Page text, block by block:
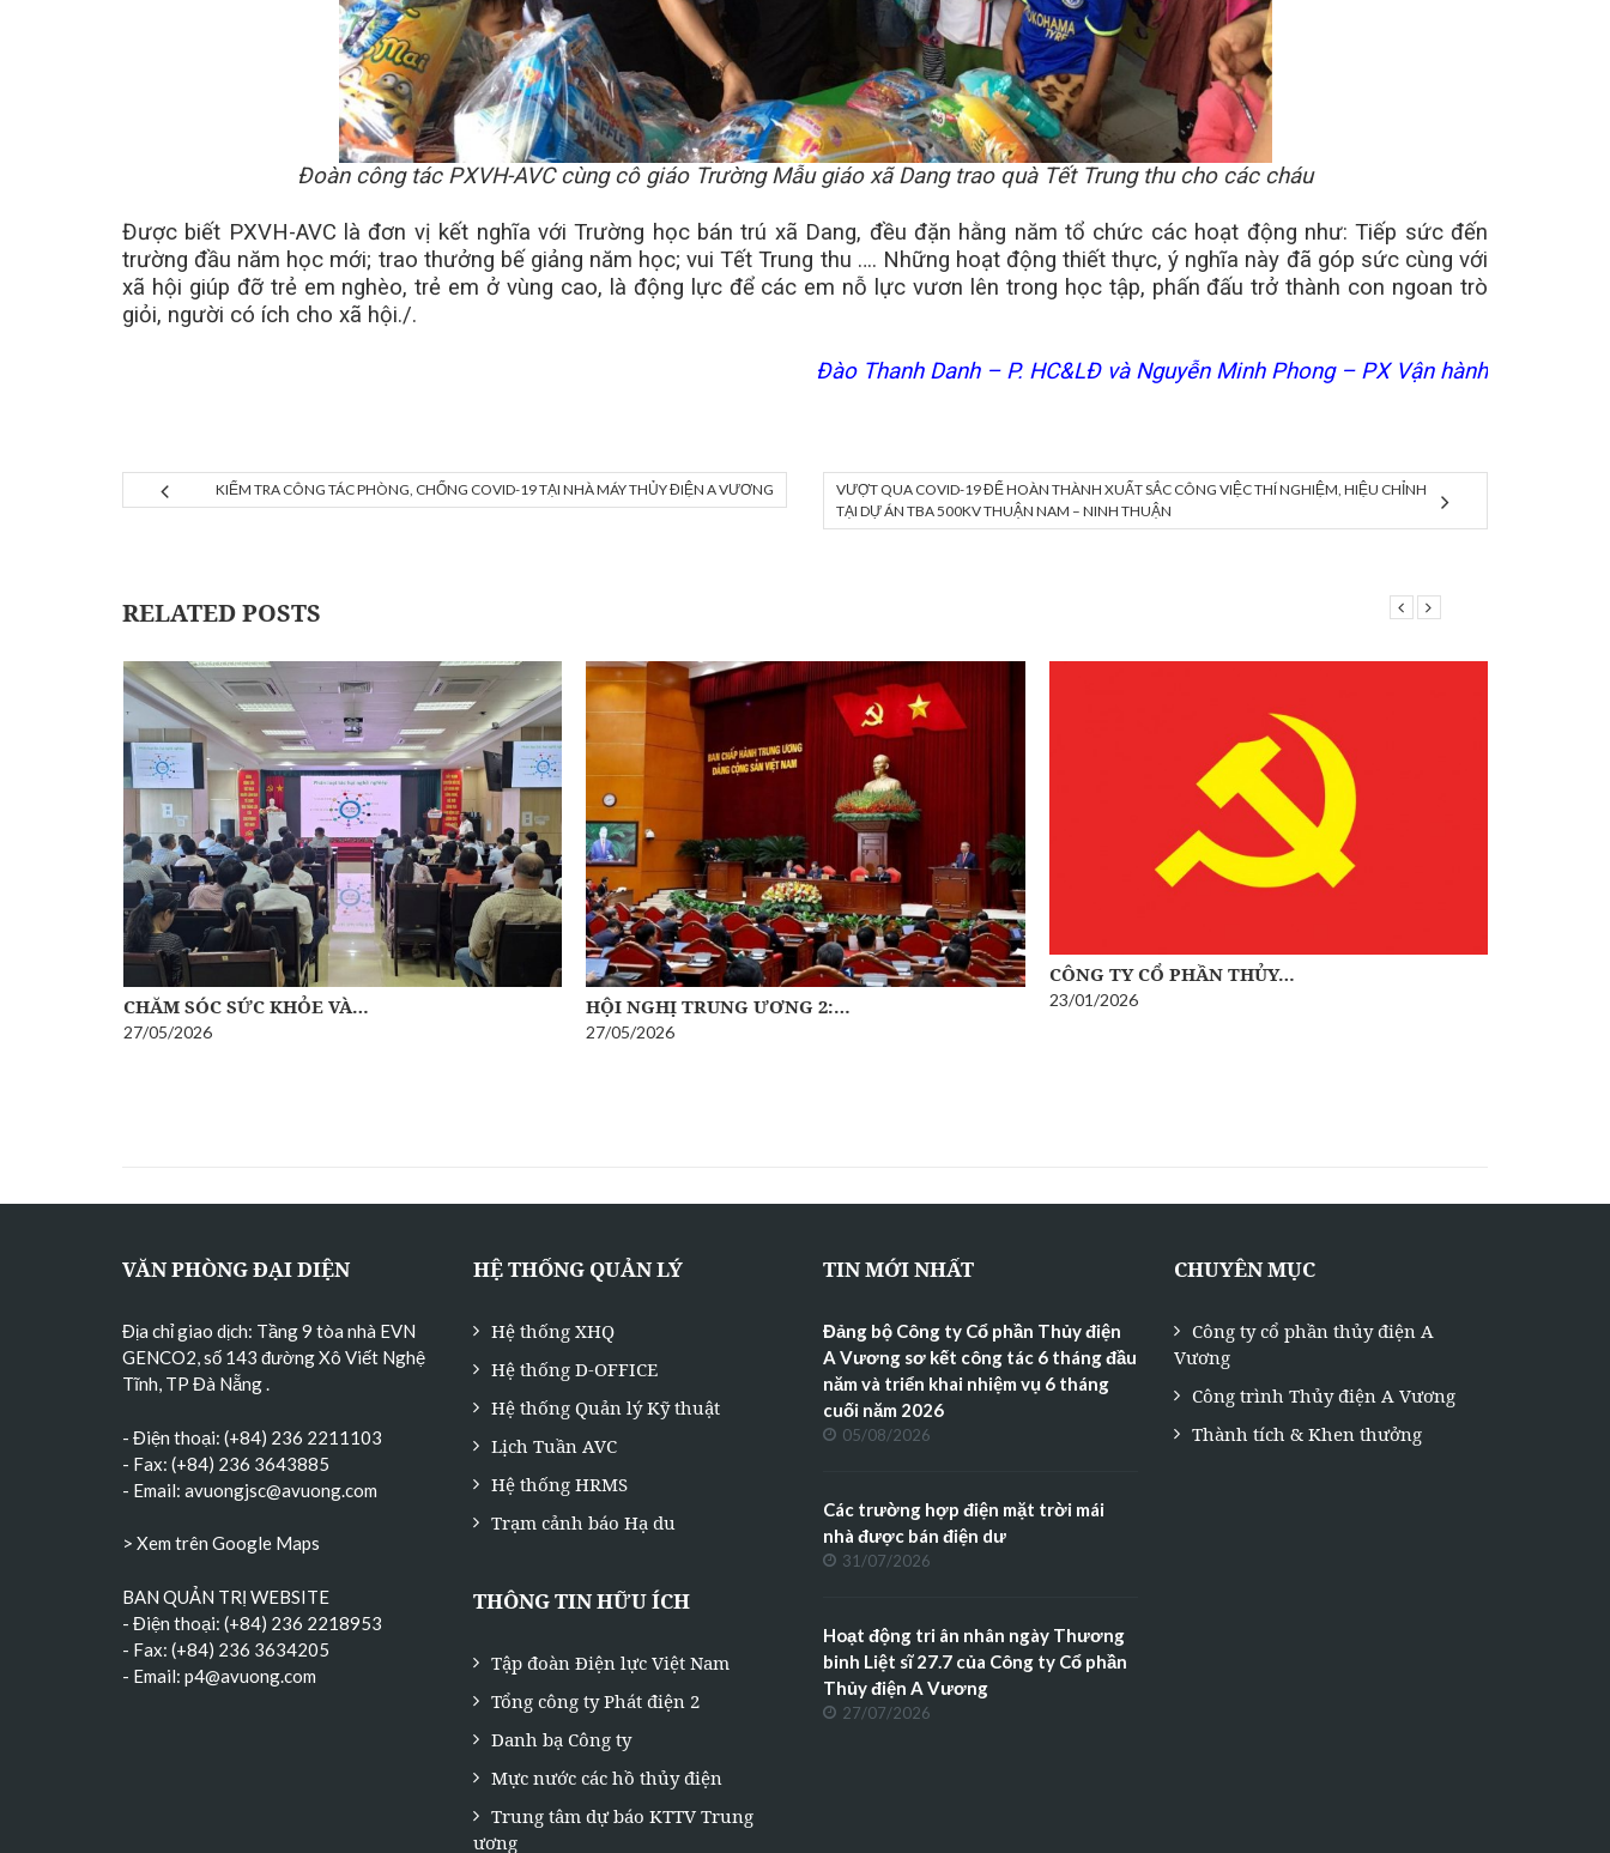
Đoàn công tác PXVH-AVC cùng cô giáo Trường Mẫu giáo xã Dang trao quà Tết Trung thu cho các cháu
Được biết PXVH-AVC là đơn vị kết nghĩa với Trường học bán trú xã Dang, đều đặn hằng năm tổ chức các hoạt động như: Tiếp sức đến
trường đầu năm học mới; trao thưởng bế giảng năm học; vui Tết Trung thu …. Những hoạt động thiết thực, ý nghĩa này đã góp sức cùng với
xã hội giúp đỡ trẻ em nghèo, trẻ em ở vùng cao, là động lực để các em nỗ lực vươn lên trong học tập, phấn đấu trở thành con ngoan trò
giỏi, người có ích cho xã hội./.
Đào Thanh Danh – P. HC&LĐ và Nguyễn Minh Phong –PX Vận hành
KIỂM TRA CÔNG TÁC PHÒNG, CHỐNG COVID-19 TẠI NHÀ MÁY THỦY ĐIỆN A VƯƠNG
VƯỢT QUA COVID-19 ĐỂ HOÀN THÀNH XUẤT SẮC CÔNG VIỆC THÍ NGHIỆM, HIỆU CHỈNH
TẠI DỰ ÁN TBA 500KV THUẬN NAM – NINH THUẬN
RELATED POSTS
CHĂM SÓC SỨC KHỎE VÀ…
27/05/2026
HỘI NGHỊ TRUNG ƯƠNG 2:…
27/05/2026
CÔNG TY CỔ PHẦN THỦY…
23/01/2026
VĂN PHÒNG ĐẠI DIỆN
Địa chỉ giao dịch: Tầng 9 tòa nhà EVN
GENCO2, số 143 đường Xô Viết Nghệ
Tĩnh, TP Đà Nẵng.
- Điện thoại: (+84) 236 2211103
- Fax: (+84) 236 3643885
- Email: avuongjsc@avuong.com
> Xem trên Google Maps
BAN QUẢN TRỊ WEBSITE
- Điện thoại: (+84) 236 2218953
- Fax: (+84) 236 3634205
- Email: p4@avuong.com
HỆ THỐNG QUẢN LÝ
Hệ thống XHQ
Hệ thống D-OFFICE
Hệ thống Quản lý Kỹ thuật
Lịch Tuần AVC
Hệ thống HRMS
Trạm cảnh báo Hạ du
THÔNG TIN HỮU ÍCH
Tập đoàn Điện lực Việt Nam
Tổng công ty Phát điện 2
Danh bạ Công ty
Mực nước các hồ thủy điện
Trung tâm dự báo KTTV Trung
ương
TIN MỚI NHẤT
Đảng bộ Công ty Cổ phần Thủy điện
A Vương sơ kết công tác 6 tháng đầu
năm và triển khai nhiệm vụ 6 tháng
cuối năm 2026
05/08/2026
Các trường hợp điện mặt trời mái
nhà được bán điện dư
31/07/2026
Hoạt động tri ân nhân ngày Thương
binh Liệt sĩ 27.7 của Công ty Cổ phần
Thủy điện A Vương
27/07/2026
CHUYÊN MỤC
Công ty cổ phần thủy điện A
Vương
Công trình Thủy điện A Vương
Thành tích & Khen thưởng